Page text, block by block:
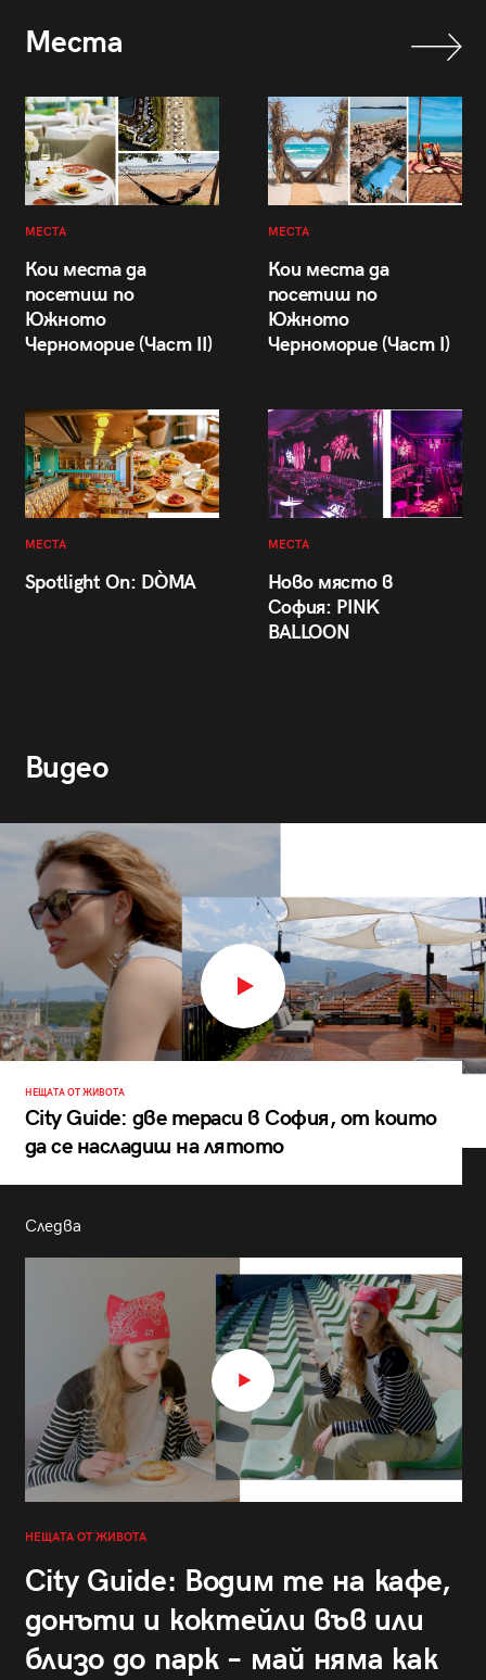
Места
МЕСТА
Кои места да
посетиш по
Южното
Черноморие (Част II)
МЕСТА
Кои места да
посетиш по
Южното
Черноморие (Част I)
МЕСТА
Spotlight On: DÒMA
МЕСТА
Ново място в
София: PINK
BALLOON
Видео
НЕЩАТА ОТ ЖИВОТА
City Guide: две тераси в София, от които
да се насладиш на лятото
Следва
НЕЩАТА ОТ ЖИВОТА
City Guide: Водим те на кафе,
донъти и коктейли във или
близо до парк – май няма как